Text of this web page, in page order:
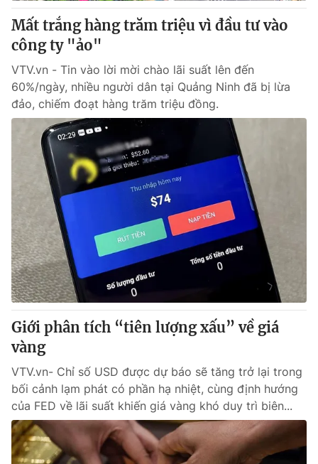
Mất trắng hàng trăm triệu vì đầu tư vào
công ty "ảo"
VTV.vn - Tin vào lời mời chào lãi suất lên đến
60%/ngày, nhiều người dân tại Quảng Ninh đã bị lừa
đảo, chiếm đoạt hàng trăm triệu đồng.
Giới phân tích “tiên lượng xấu” về giá
vàng
VTV.vn- Chỉ số USD được dự báo sẽ tăng trở lại trong
bối cảnh lạm phát có phần hạ nhiệt, cùng định hướng
của FED về lãi suất khiến giá vàng khó duy trì biên...